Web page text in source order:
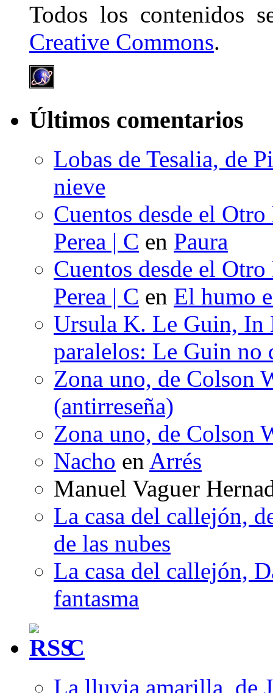
Todos los contenidos
Creative Commons.
Últimos comentarios
Lobas de Tesalia, de
nieve
Cuentos desde el
Perea | C en Paura
Cuentos desde el
Perea | C en El humo
Ursula K. Le Guin, In
paralelos: Le Guin no
Zona uno, de Colson
(antirreseña)
Zona uno, de Colson
Nacho en Arrés
Manuel Vaguer
La casa del callejón,
de las nubes
La casa del callejón,
fantasma
C
La lluvia amarilla, de